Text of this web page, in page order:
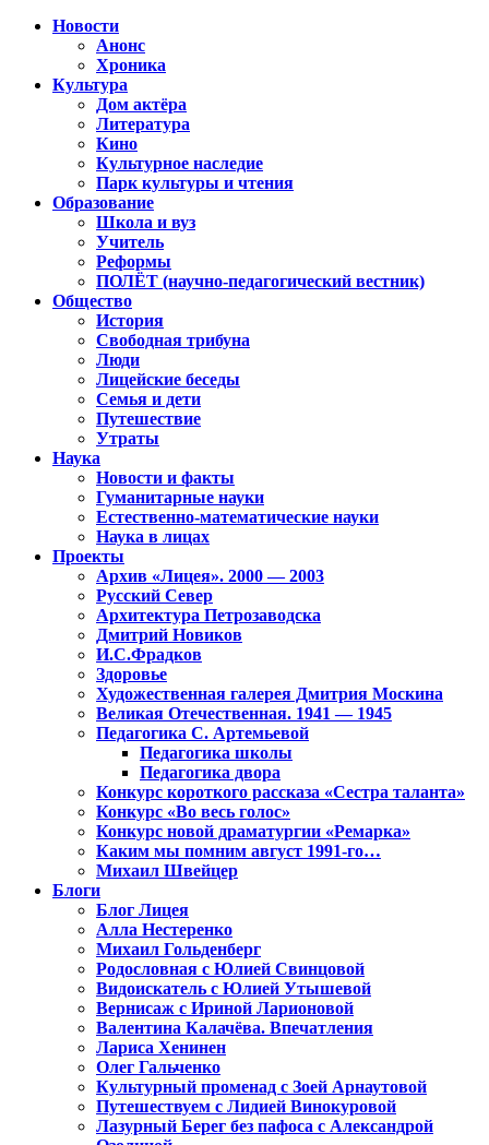
Новости
Анонс
Хроника
Культура
Дом актёра
Литература
Кино
Культурное наследие
Парк культуры и чтения
Образование
Школа и вуз
Учитель
Реформы
ПОЛЁТ (научно-педагогический вестник)
Общество
История
Свободная трибуна
Люди
Лицейские беседы
Семья и дети
Путешествие
Утраты
Наука
Новости и факты
Гуманитарные науки
Естественно-математические науки
Наука в лицах
Проекты
Архив «Лицея». 2000 — 2003
Русский Север
Архитектура Петрозаводска
Дмитрий Новиков
И.С.Фрадков
Здоровье
Художественная галерея Дмитрия Москина
Великая Отечественная. 1941 — 1945
Педагогика С. Артемьевой
Педагогика школы
Педагогика двора
Конкурс короткого рассказа «Сестра таланта»
Конкурс «Во весь голос»
Конкурс новой драматургии «Ремарка»
Каким мы помним август 1991-го…
Михаил Швейцер
Блоги
Блог Лицея
Алла Нестеренко
Михаил Гольденберг
Родословная с Юлией Свинцовой
Видоискатель с Юлией Утышевой
Вернисаж с Ириной Ларионовой
Валентина Калачёва. Впечатления
Лариса Хенинен
Олег Гальченко
Культурный променад с Зоей Арнаутовой
Путешествуем с Лидией Винокуровой
Лазурный Берег без пафоса с Александрой